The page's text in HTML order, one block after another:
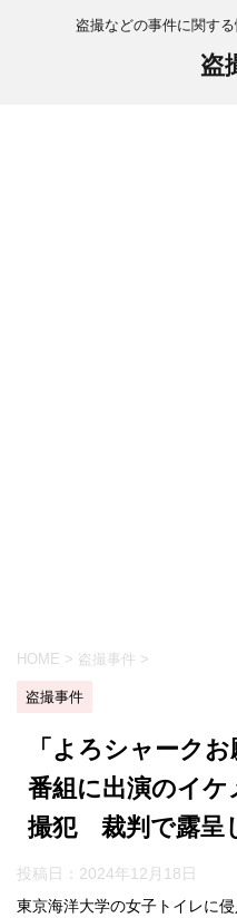
盗撮などの事件に関す
盗
HOME > 盗撮事件 >
盗撮事件
「よろシャーク
番組に出演のイ
撮犯 裁判で露呈
投稿日： 2024年12月18日
東京海洋大学の女子トイレに